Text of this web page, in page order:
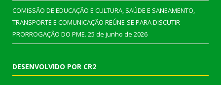
COMISSÃO DE EDUCAÇÃO E CULTURA, SAÚDE E SANEAMENTO,
TRANSPORTE E COMUNICAÇÃO REÚNE-SE PARA DISCUTIR
PRORROGAÇÃO DO PME. 25 de junho de 2026
DESENVOLVIDO POR CR2